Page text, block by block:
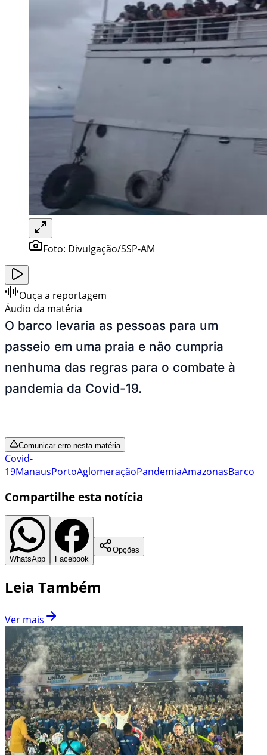
Foto: Divulgação/SSP-AM
Ouça a reportagem
Áudio da matéria
O barco levaria as pessoas para um
passeio em uma praia e não cumpria
nenhuma das regras para o combate à
pandemia da Covid-19.
Comunicar erro nesta matéria
Covid-
19ManausPortoAglomeraçãoPandemiaAmazonasBarco
Compartilhe esta notícia
WhatsApp Facebook
Opções
Leia Também
Ver mais